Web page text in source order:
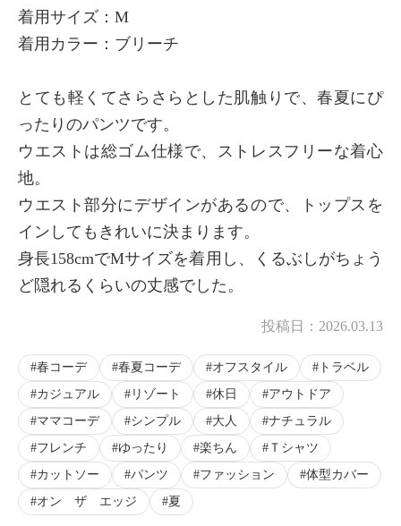
着用サイズ：M
着用カラー：ブリーチ
とても軽くてさらさらとした肌触りで、春夏にぴ
ったりのパンツです。
ウエストは総ゴム仕様で、ストレスフリーな着心
地。
ウエスト部分にデザインがあるので、トップスを
インしてもきれいに決まります。
身長158cmでMサイズを着用し、くるぶしがちょう
ど隠れるくらいの丈感でした。
投稿日： 2026.03.13
春コーデ 春夏コーデ オフスタイル
トラベル
カジュアル
リゾート 休日
アウトドア
ママコーデ
シンプル 大人
ナチュラル
フレンチ
ゆったり 楽ちん
Ｔシャツ
カットソー
パンツ ファッション
体型カバー
オン ザ エッジ
夏